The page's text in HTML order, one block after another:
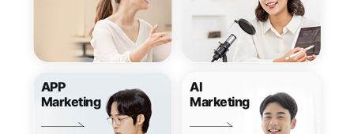
APP
Marketing
AI
Marketing